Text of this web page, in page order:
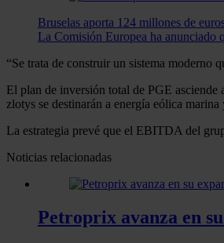
Bruselas aporta 124 millones de
La Comisión Europea ha anunciado
“Se trata de construir un sistema moderno
El plan de inversión total de PGE asciende
zlotys se destinarán a energía eólica
La estrategia prevé que el EBITDA del
Noticias relacionadas
Petroprix avanza en